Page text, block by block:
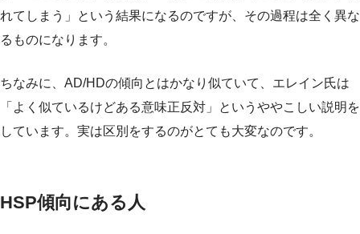
れてしまう」という結果になるのですが、その過程は全く異な
るものになります。
ちなみに、AD/HDの傾向とはかなり似ていて、エレイン氏は
「よく似ているけどある意味正反対」というややこしい説明を
しています。実は区別をするのがとても大変なのです。
HSP傾向にある人